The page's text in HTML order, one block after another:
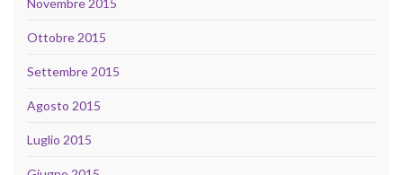
Ottobre 2015
Settembre 2015
Agosto 2015
Luglio 2015